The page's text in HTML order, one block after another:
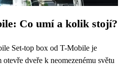
Co umí a kolik stojí?
Set-top box od T-Mobile je
dveře k neomezenému světu